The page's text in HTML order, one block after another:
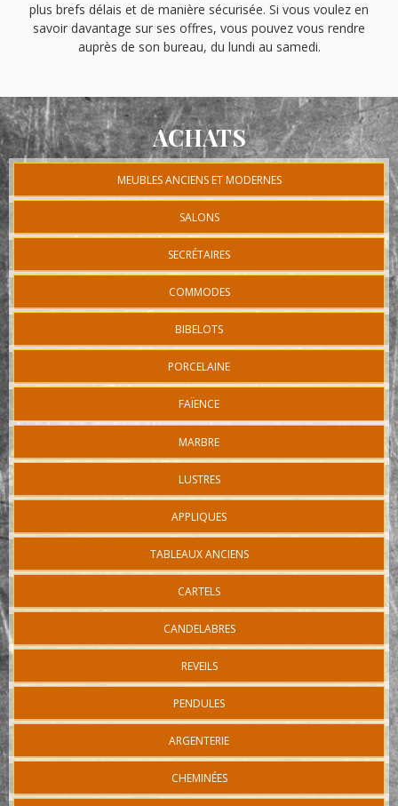
plus brefs délais et de manière sécurisée. Si vous voulez en
savoir davantage sur ses offres, vous pouvez vous rendre
auprès de son bureau, du lundi au samedi.
ACHATS
MEUBLES ANCIENS ET MODERNES
SALONS
SECRÉTAIRES
COMMODES
BIBELOTS
PORCELAINE
FAÏENCE
MARBRE
LUSTRES
APPLIQUES
TABLEAUX ANCIENS
CARTELS
CANDELABRES
REVEILS
PENDULES
ARGENTERIE
CHEMINÉES